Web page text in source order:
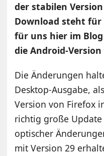
der stabilen
Download steht für
für uns hier im
die Android-
Die Änderungen
Desktop-Ausgabe,
Version von Firefox
richtig große
optischer
mit Version 29